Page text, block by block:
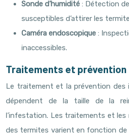
Sonde d’humidité : Détection
susceptibles d’attirer les
Caméra endoscopique :
inaccessibles.
Traitements et prévention
Le traitement et la prévention
dépendent de la taille de la
l’infestation. Les traitements et
des termites varient en fonction de